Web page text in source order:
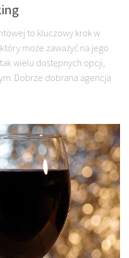
to kluczowy krok w
może zaważyć na jego
wielu dostępnych opcji,
Dobrze dobrana agencja